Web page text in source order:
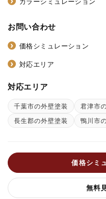
お問い合わせ
価格シミュレーション
対応エリア
対応エリア
千葉市の外壁塗装 君津市
長生郡の外壁塗装
鴨川市
価格シミ
無料